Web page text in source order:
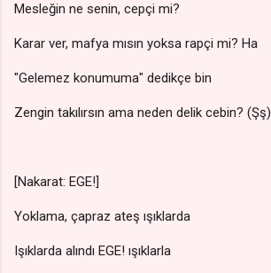
Mesleğin ne senin, cepçi mi?
Karar ver, mafya mısın yoksa rapçi mi? Ha
"Gelemez konumuma" dedikçe bin
Zengin takılırsın ama neden delik cebin? (Şş)
[Nakarat: EGE!]
Yoklama, çapraz ateş ışıklarda
Işıklarda alındı EGE! ışıklarla